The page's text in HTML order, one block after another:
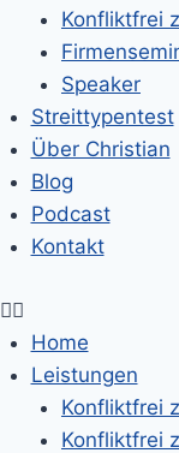
Konfliktfrei
Speaker
Streittypentest
Über Christian
Blog
Podcast
Kontakt
Home
Leistungen
Konfliktfrei
Konfliktfrei